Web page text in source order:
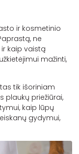
ir kosmetinio
, ne
kaip vaistą
mažinti,
tik išoriniam
plaukų priežiūrai,
kaip lūpų
gydymui,